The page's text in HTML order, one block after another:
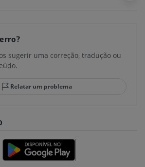
sugerir uma correção, tradução ou
Relatar um problema